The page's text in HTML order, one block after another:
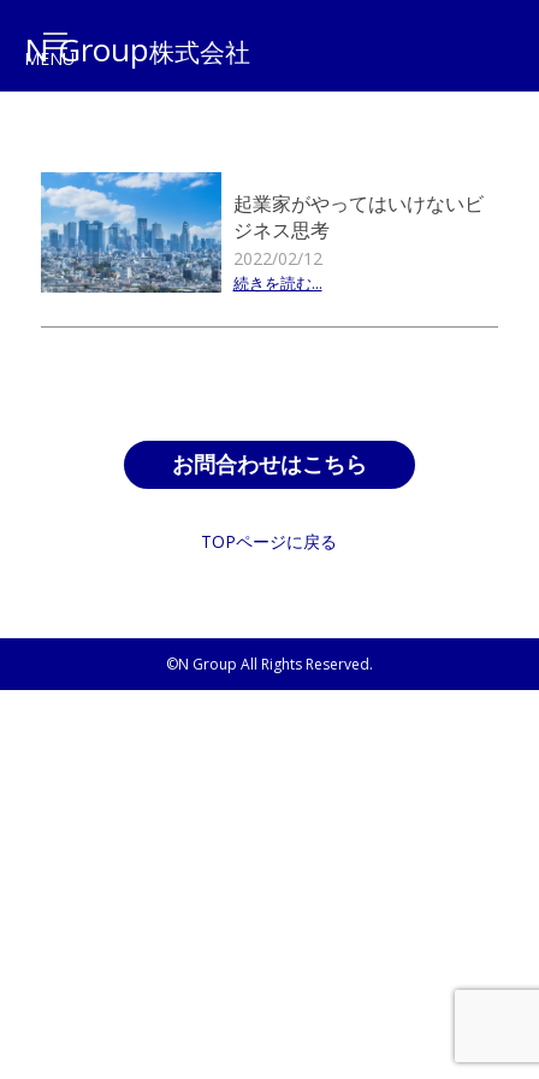
N Group株式会社
起業家がやってはいけないビ
ジネス思考
2022/02/12
続きを読む...
お問合わせはこちら
TOPページに戻る
©N Group All Rights Reserved.